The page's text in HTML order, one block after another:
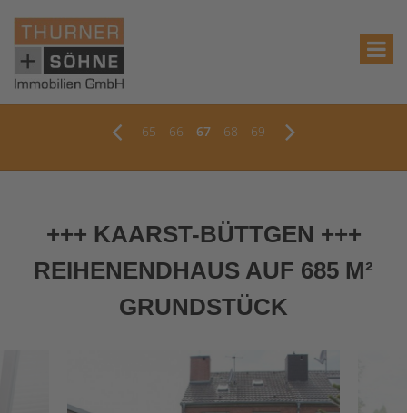
65 66 67 68 69
+++ KAARST-BÜTTGEN +++
REIHENENDHAUS AUF 685 M²
GRUNDSTÜCK